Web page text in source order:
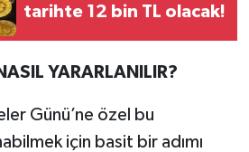
tarihte 12 bin TL olacak!
YARARLANILIR?
Günü’ne özel bu
için basit bir adımı